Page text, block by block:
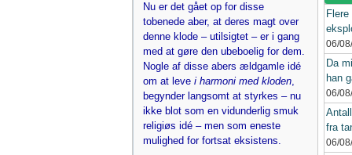
Nu er det gået op for disse
tobenede aber, at deres magt over
denne klode – utilsigtet – er i gang
med at gøre den ubeboelig for dem.
Nogle af disse abers ældgamle idé
om at leve i harmoni med kloden,
begynder langsomt at styrkes – nu
ikke blot som en vidunderlig smuk
religiøs idé – men som eneste
mulighed for fortsat eksistens.
06/
Da
han
06/
fra
06/